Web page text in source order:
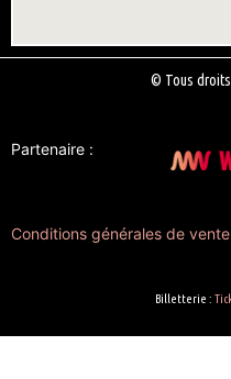
© Tous droits
Partenaire :
Conditions générales de vente
Billetterie :